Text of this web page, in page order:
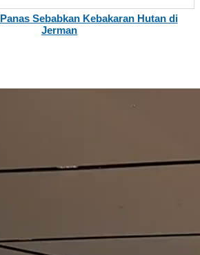
Sebabkan Kebakaran Hutan di
Jerman